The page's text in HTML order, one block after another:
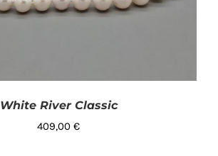
White River Classic
409,00 €